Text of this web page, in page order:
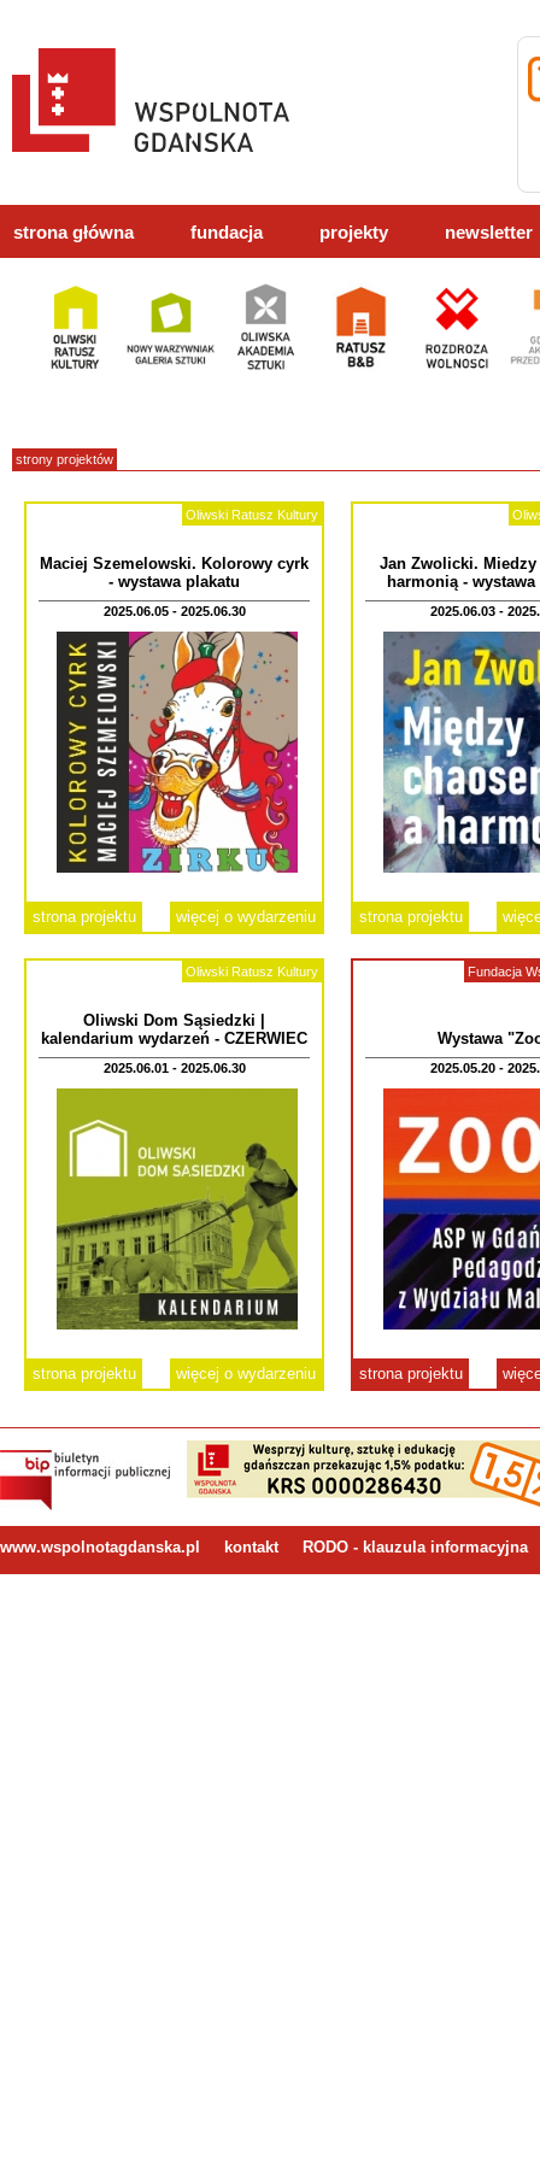
strona główna fundacja projekty newsletter
strony projektów
Oliwski Ratusz Kultury
Maciej Szemelowski. Kolorowy cyrk
- wystawa plakatu
2025.06.05 - 2025.06.30
strona projektu więcej o wydarzeniu
Jan Zwolicki. Miedzy
harmonią -
2025.06.03 -
strona projektu
Oliwski Ratusz Kultury
Oliwski Dom Sąsiedzki |
kalendarium wydarzeń - CZERWIEC
2025.06.01 - 2025.06.30
strona projektu więcej o wydarzeniu
Fundacja
Wystawa
2025.05.20 -
strona projektu
www.wspolnotagdanska.pl kontakt RODO - klauzula informacyjna